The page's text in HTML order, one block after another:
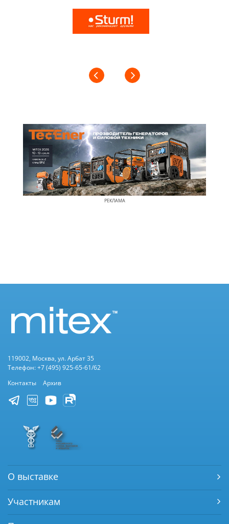
РЕКЛАМА
119002, Москва, ул. Арбат 35
Телефон: +7 (495) 925-65-61/62
Контакты
Архив
О выставке
Участникам